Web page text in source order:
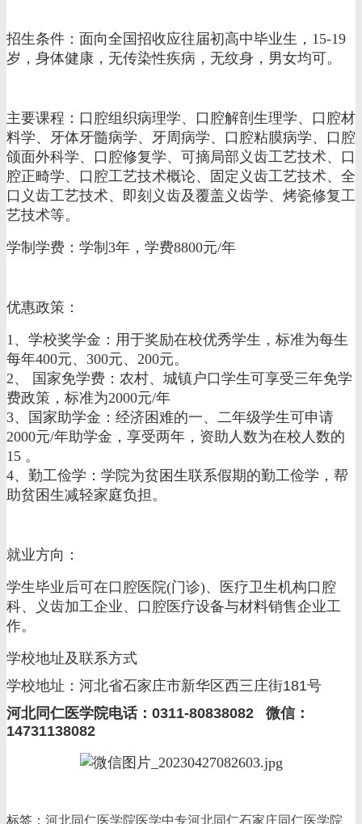
招生条件：面向全国招收应往届初高中毕业生，15-19
岁，身体健康，无传染性疾病，无纹身，男女均可。
主要课程：口腔组织病理学、口腔解剖生理学、口腔材
料学、牙体牙髓病学、牙周病学、口腔粘膜病学、口腔
颌面外科学、口腔修复学、可摘局部义齿工艺技术、口
腔正畸学、口腔工艺技术概论、固定义齿工艺技术、全
口义齿工艺技术、即刻义齿及覆盖义齿学、烤瓷修复工
艺技术等。
学制学费：学制3年，学费8800元/年
优惠政策：
1、学校奖学金：用于奖励在校优秀学生，标准为每生
每年400元、300元、200元。
2、 国家免学费：农村、城镇户口学生可享受三年免学
费政策，标准为2000元/年
3、国家助学金：经济困难的一、二年级学生可申请
2000元/年助学金，享受两年，资助人数为在校人数的
15 。
4、勤工俭学：学院为贫困生联系假期的勤工俭学，帮
助贫困生减轻家庭负担。
就业方向：
学生毕业后可在口腔医院(门诊)、医疗卫生机构口腔
科、义齿加工企业、口腔医疗设备与材料销售企业工
作。
学校地址及联系方式
学校地址：河北省石家庄市新华区西三庄街181号
河北同仁医学院电话：0311-80838082 微信：
14731138082
标签： 河北同仁医学院医学中专河北同仁石家庄同仁医学院